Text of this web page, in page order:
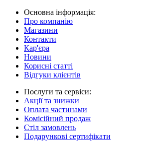
Основна інформація:
Про компанію
Магазини
Контакти
Кар'єра
Новини
Корисні статті
Відгуки клієнтів
Послуги та сервіси:
Акції та знижки
Оплата частинами
Комісійний продаж
Стіл замовлень
Подарункові сертифікати